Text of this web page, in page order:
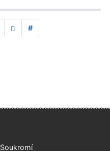
#
Soukromí